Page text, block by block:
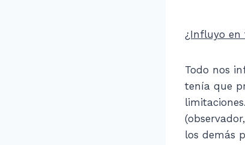
¿Influyo en
Todo nos
tenía que
los demás